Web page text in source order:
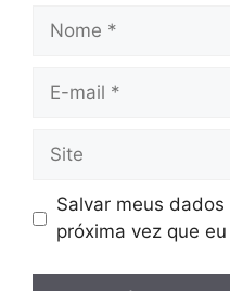
Nome
Site
Salvar meus
próxima vez que